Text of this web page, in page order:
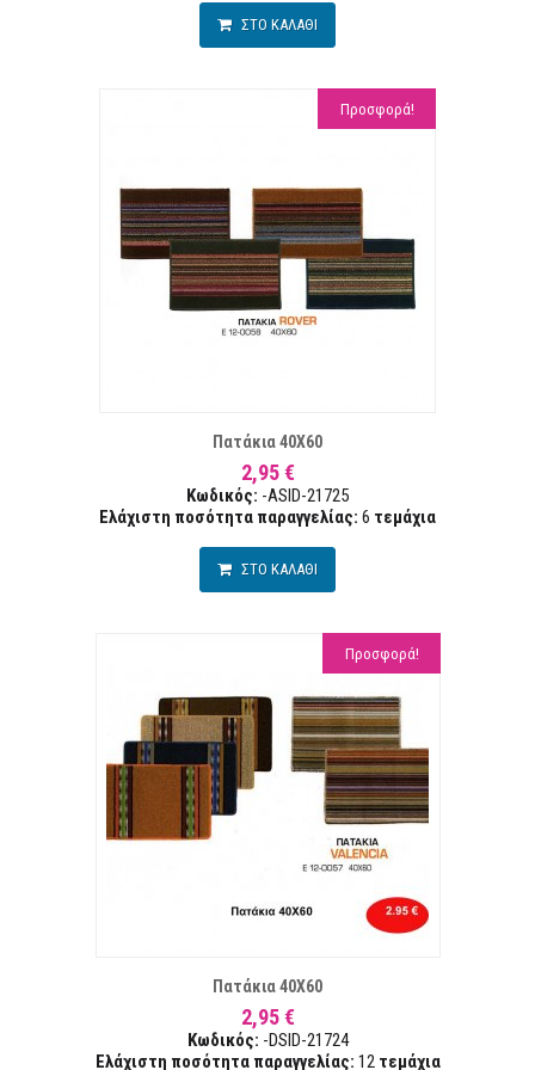
ΣΤΟ ΚΑΛΑΘΙ
Προσφορά!
Πατάκια 40Χ60
2,95 €
Κωδικός: -ASID-21725
Ελάχιστη ποσότητα παραγγελίας: 6 τεμάχια
ΣΤΟ ΚΑΛΑΘΙ
Προσφορά!
Πατάκια 40Χ60
2,95 €
Κωδικός: -DSID-21724
Ελάχιστη ποσότητα παραγγελίας: 12 τεμάχια